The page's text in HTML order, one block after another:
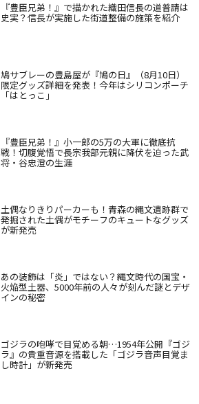
『豊臣兄弟！』で描かれた織田信長の道普請は
史実？信長が実施した街道整備の施策を紹介
鳩サブレーの豊島屋が『鳩の日』（8月10日）
限定グッズ詳細を発表！今年はシリコンポーチ
「はとっこ」
『豊臣兄弟！』小一郎の5万の大軍に徹底抗
戦！切腹覚悟で長宗我部元親に降伏を迫った武
将・谷忠澄の生涯
土偶なりきりパーカーも！青森の縄文遺跡群で
発掘された土偶がモチーフのキュートなグッズ
が新発売
あの装飾は「炎」ではない？縄文時代の国宝・
火焔型土器、5000年前の人々が刻んだ謎とデザ
インの秘密
ゴジラの咆哮で目覚める朝…1954年公開『ゴジ
ラ』の貴重音源を搭載した「ゴジラ音声目覚ま
し時計」が新発売